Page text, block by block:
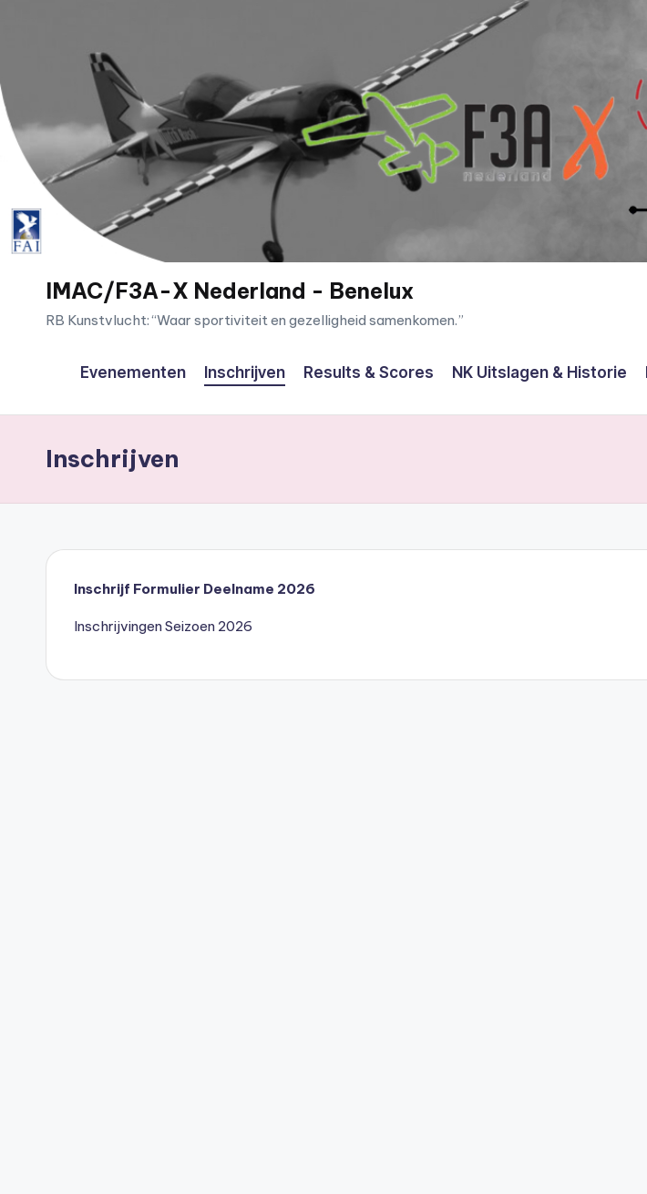
de
inhoud
IMAC/F3A-X Nederland - Benelux
RB Kunstvlucht: “Waar sportiviteit en gezelligheid samenkomen.”
Evenementen Inschrijven Results & Scores NK Uitslagen & Historie
Inschrijven
Inschrijf Formulier Deelname 2026
Inschrijvingen Seizoen 2026